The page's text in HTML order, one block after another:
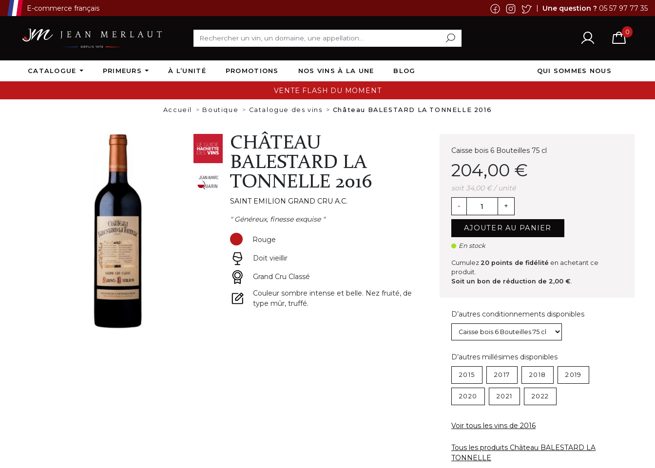
E-commerce français | Une question ? 05 57 97 77 35
0
CATALOGUE PRIMEURS À L’UNITÉ PROMOTIONS NOS VINS À LA UNE BLOG QUI SOMMES NOUS
VENTE FLASH DU MOMENT
Accueil Boutique Catalogue des vins Château BALESTARD LA TONNELLE 2016
CHÂTEAU
BALESTARD LA
TONNELLE 2016
SAINT EMILION GRAND CRU A.C.
" Généreux, finesse exquise "
Rouge
Doit vieillir
Grand Cru Classé
Couleur sombre intense et belle. Nez fruité, de
type mûr, truffé.
Caisse bois 6 Bouteilles 75 cl
204,00 €
soit 34,00 € / unité
- +
AJOUTER AU PANIER
En stock
Cumulez 20points de fidélité en achetant ce
produit.
Soit un bon de réduction de 2,00 €.
D’autres conditionnements disponibles
D’autres millésimes disponibles
2015 2017 2018 2019
2020 2021 2022
Voir tous les vins de 2016
Tous les produits Château BALESTARD LA
TONNELLE